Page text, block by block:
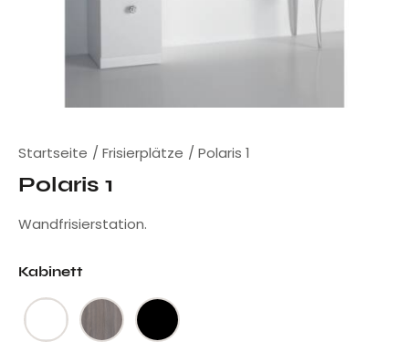
Startseite Frisierplätze Polaris 1
Polaris 1
Wandfrisierstation.
Kabinett